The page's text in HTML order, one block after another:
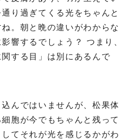
り過ぎてくる光をちゃんと
。朝と晩の違いがわからな
響するでしょう？ つまり、
関する目」は別にあるんで
んではいませんが、松果体
胞が今でもちゃんと残って
てそれが光を感じるかがわ